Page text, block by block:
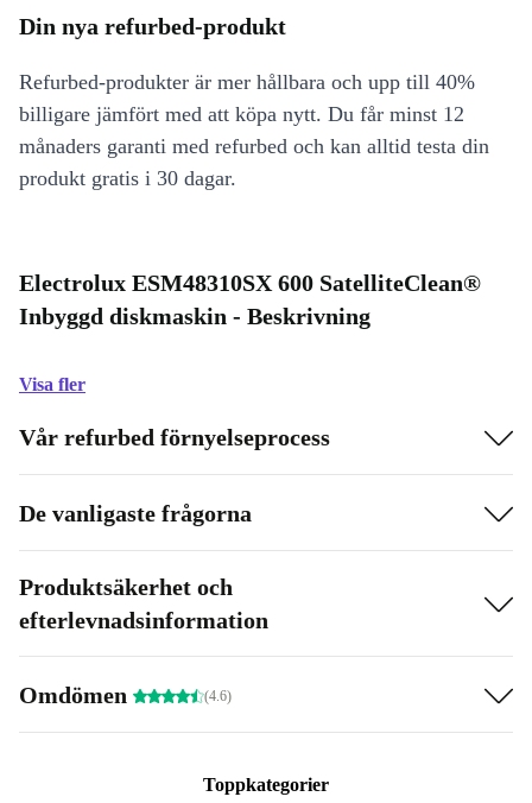
Din nya refurbed-produkt
Refurbed-produkter är mer hållbara och upp till 40%
billigare jämfört med att köpa nytt. Du får minst 12
månaders garanti med refurbed och kan alltid testa din
produkt gratis i 30 dagar.
Electrolux ESM48310SX 600 SatelliteClean®
Inbyggd diskmaskin - Beskrivning
Visa fler
Vår refurbed förnyelseprocess
De vanligaste frågorna
Produktsäkerhet och
efterlevnadsinformation
Omdömen (4.6)
Toppkategorier